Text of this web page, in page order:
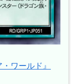
ワールド』